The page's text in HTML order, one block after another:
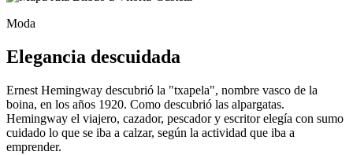
Moda
Elegancia descuidada
Ernest Hemingway descubrió la "txapela", nombre vasco de la
boina, en los años 1920. Como descubrió las alpargatas.
Hemingway el viajero, cazador, pescador y escritor elegía con sumo
cuidado lo que se iba a calzar, según la actividad que iba a
emprender.